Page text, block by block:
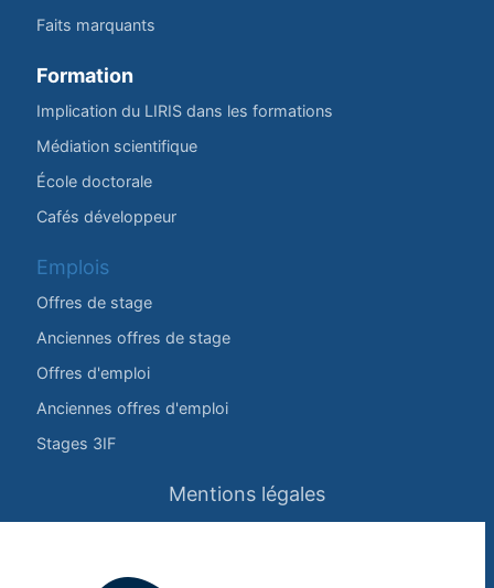
Faits marquants
Formation
Implication du LIRIS dans les formations
Médiation scientifique
École doctorale
Cafés développeur
Emplois
Offres de stage
Anciennes offres de stage
Offres d'emploi
Anciennes offres d'emploi
Stages 3IF
Mentions légales